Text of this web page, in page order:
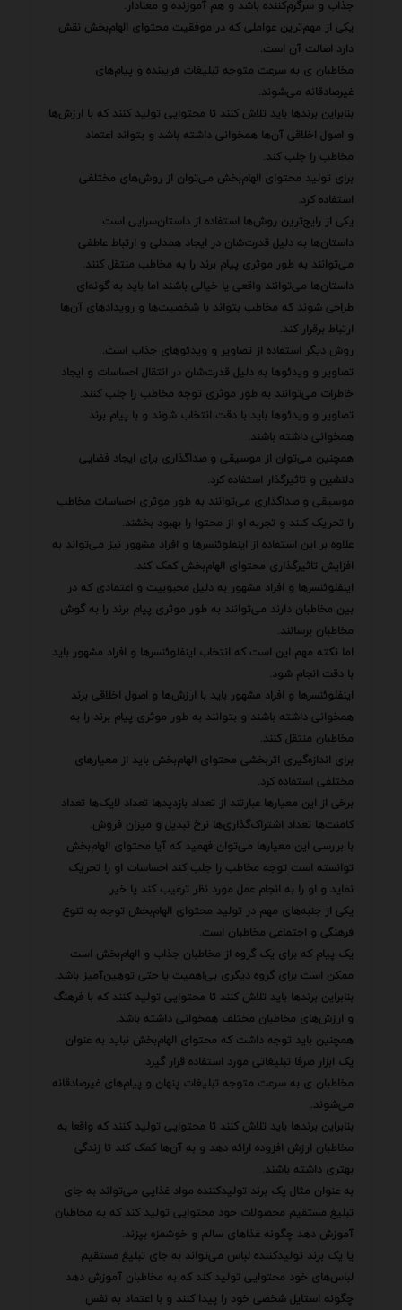
جذاب و سرگرم‌کننده باشد و هم آموزنده و معنادار.
یکی از مهم‌ترین عواملی که در موفقیت محتوای الهام‌بخش نقش
دارد اصالت آن است.
مخاطبان ی به سرعت متوجه تبلیغات فریبنده و پیام‌های
غیرصادقانه می‌شوند.
بنابراین برندها باید تلاش کنند تا محتوایی تولید کنند که با ارزش‌ها
و اصول اخلاقی آن‌ها همخوانی داشته باشد و بتواند اعتماد
مخاطب را جلب کند.
برای تولید محتوای الهام‌بخش می‌توان از روش‌های مختلفی
استفاده کرد.
یکی از رایج‌ترین روش‌ها استفاده از داستان‌سرایی است.
داستان‌ها به دلیل قدرت‌شان در ایجاد همدلی و ارتباط عاطفی
می‌توانند به طور موثری پیام برند را به مخاطب منتقل کنند.
داستان‌ها می‌توانند واقعی یا خیالی باشند اما باید به گونه‌ای
طراحی شوند که مخاطب بتواند با شخصیت‌ها و رویدادهای آن‌ها
ارتباط برقرار کند.
روش دیگر استفاده از تصاویر و ویدئوهای جذاب است.
تصاویر و ویدئوها به دلیل قدرت‌شان در انتقال احساسات و ایجاد
خاطرات می‌توانند به طور موثری توجه مخاطب را جلب کنند.
تصاویر و ویدئوها باید با دقت انتخاب شوند و با پیام برند
همخوانی داشته باشند.
همچنین می‌توان از موسیقی و صداگذاری برای ایجاد فضایی
دلنشین و تاثیرگذار استفاده کرد.
موسیقی و صداگذاری می‌توانند به طور موثری احساسات مخاطب
را تحریک کنند و تجربه او از محتوا را بهبود بخشند.
علاوه بر این استفاده از اینفلوئنسرها و افراد مشهور نیز می‌تواند به
افزایش تاثیرگذاری محتوای الهام‌بخش کمک کند.
اینفلوئنسرها و افراد مشهور به دلیل محبوبیت و اعتمادی که در
بین مخاطبان دارند می‌توانند به طور موثری پیام برند را به گوش
مخاطبان برسانند.
اما نکته مهم این است که انتخاب اینفلوئنسرها و افراد مشهور باید
با دقت انجام شود.
اینفلوئنسرها و افراد مشهور باید با ارزش‌ها و اصول اخلاقی برند
همخوانی داشته باشند و بتوانند به طور موثری پیام برند را به
مخاطبان منتقل کنند.
برای اندازه‌گیری اثربخشی محتوای الهام‌بخش باید از معیارهای
مختلفی استفاده کرد.
برخی از این معیارها عبارتند از تعداد بازدیدها تعداد لایک‌ها تعداد
کامنت‌ها تعداد اشتراک‌گذاری‌ها نرخ تبدیل و میزان فروش.
با بررسی این معیارها می‌توان فهمید که آیا محتوای الهام‌بخش
توانسته است توجه مخاطب را جلب کند احساسات او را تحریک
نماید و او را به انجام عمل مورد نظر ترغیب کند یا خیر.
یکی از جنبه‌های مهم در تولید محتوای الهام‌بخش توجه به تنوع
فرهنگی و اجتماعی مخاطبان است.
یک پیام که برای یک گروه از مخاطبان جذاب و الهام‌بخش است
ممکن است برای گروه دیگری بی‌اهمیت یا حتی توهین‌آمیز باشد.
بنابراین برندها باید تلاش کنند تا محتوایی تولید کنند که با فرهنگ
و ارزش‌های مخاطبان مختلف همخوانی داشته باشد.
همچنین باید توجه داشت که محتوای الهام‌بخش نباید به عنوان
یک ابزار صرفا تبلیغاتی مورد استفاده قرار گیرد.
مخاطبان ی به سرعت متوجه تبلیغات پنهان و پیام‌های غیرصادقانه
می‌شوند.
بنابراین برندها باید تلاش کنند تا محتوایی تولید کنند که واقعا به
مخاطبان ارزش افزوده ارائه دهد و به آن‌ها کمک کند تا زندگی
بهتری داشته باشند.
به عنوان مثال یک برند تولیدکننده مواد غذایی می‌تواند به جای
تبلیغ مستقیم محصولات خود محتوایی تولید کند که به مخاطبان
آموزش دهد چگونه غذاهای سالم و خوشمزه بپزند.
یا یک برند تولیدکننده لباس می‌تواند به جای تبلیغ مستقیم
لباس‌های خود محتوایی تولید کند که به مخاطبان آموزش دهد
چگونه استایل شخصی خود را پیدا کنند و با اعتماد به نفس